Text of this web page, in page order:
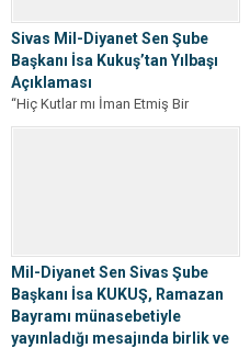
Sivas Mil-Diyanet Sen Şube
Başkanı İsa Kukuş’tan Yılbaşı
Açıklaması
“Hiç Kutlar mı İman Etmiş Bir
Müslüman Yılbaşı?” Manevi, İlkeli ve
Mil-Diyanet Sen Sivas Şube
Başkanı İsa KUKUŞ, Ramazan
Bayramı münasebetiyle
yayınladığı mesajında birlik ve